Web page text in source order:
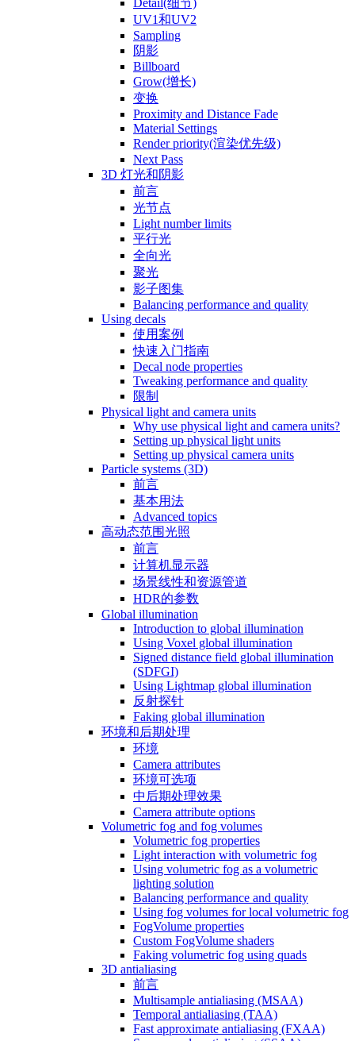
Detail(细节)
UV1和UV2
Sampling
阴影
Billboard
Grow(增长)
变换
Proximity and Distance Fade
Material Settings
Render priority(渲染优先级)
Next Pass
3D 灯光和阴影
前言
光节点
Light number limits
平行光
全向光
聚光
影子图集
Balancing performance and quality
Using decals
使用案例
快速入门指南
Decal node properties
Tweaking performance and quality
限制
Physical light and camera units
Why use physical light and camera units?
Setting up physical light units
Setting up physical camera units
Particle systems (3D)
前言
基本用法
Advanced topics
高动态范围光照
前言
计算机显示器
场景线性和资源管道
HDR的参数
Global illumination
Introduction to global illumination
Using Voxel global illumination
Signed distance field global illumination
(SDFGI)
Using Lightmap global illumination
反射探针
Faking global illumination
环境和后期处理
环境
Camera attributes
环境可选项
中后期处理效果
Camera attribute options
Volumetric fog and fog volumes
Volumetric fog properties
Light interaction with volumetric fog
Using volumetric fog as a volumetric
lighting solution
Balancing performance and quality
Using fog volumes for local volumetric fog
FogVolume properties
Custom FogVolume shaders
Faking volumetric fog using quads
3D antialiasing
前言
Multisample antialiasing (MSAA)
Temporal antialiasing (TAA)
Fast approximate antialiasing (FXAA)